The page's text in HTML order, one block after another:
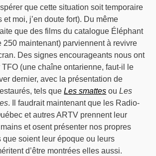
que cette situation soit temporaire
et moi, j’en doute fort). Du même
que des films du catalogue Éléphant
250 maintenant) parviennent à revivre
Des signes encourageants nous ont
(une chaîne ontarienne, faut-il le
dernier, avec la présentation de
tels queLes smattes ouLes
. Il faudrait maintenant que les Radio-
et autres ARTV prennent leur
et osent présenter nos propres
que soient leur époque ou leurs
d’être montrées elles aussi.